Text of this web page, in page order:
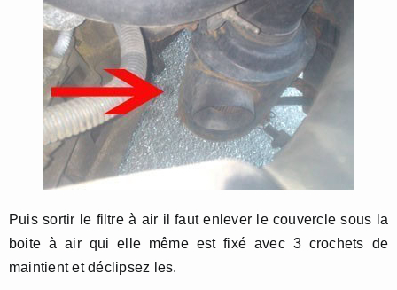
Puis sortir le filtre à air il faut enlever le couvercle sous la
boite à air qui elle même est fixé avec 3 crochets de
maintient et déclipsez les.